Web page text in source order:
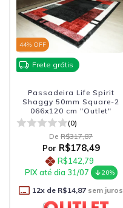
44% OFF
Frete grátis
Passadeira Life Spirit
Shaggy 50mm Square-2
066x120 cm "Outlet"
(0)
De R$317,87
Por R$178,49
R$142,79
PIX até dia 31/07
20%
12x de R$14,87 sem juros